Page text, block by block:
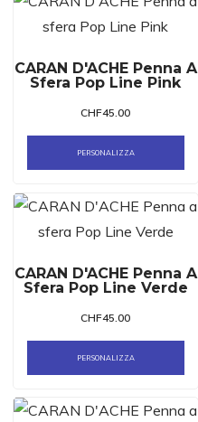
CARAN D'ACHE Penna A
Sfera Pop Line Pink
CHF45.00
PERSONALIZZA
CARAN D'ACHE Penna A
Sfera Pop Line Verde
CHF45.00
PERSONALIZZA